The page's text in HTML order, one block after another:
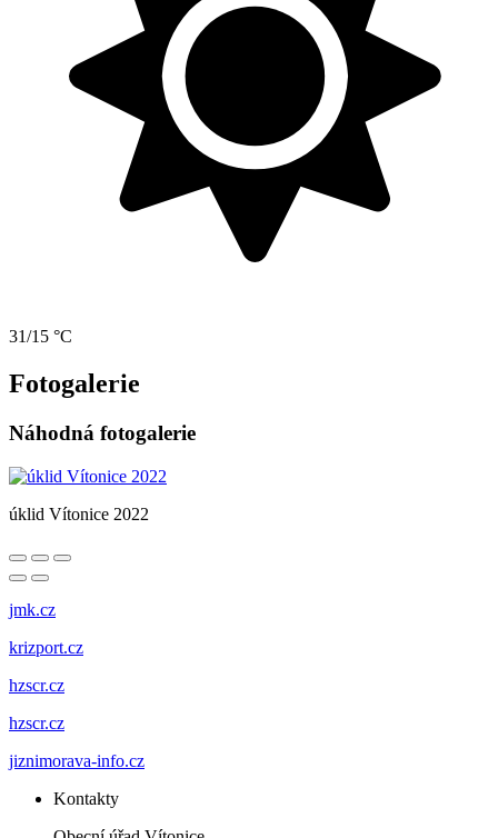
31/15 °C
Fotogalerie
Náhodná fotogalerie
úklid Vítonice 2022
jmk.cz
krizport.cz
hzscr.cz
hzscr.cz
jiznimorava-info.cz
Kontakty